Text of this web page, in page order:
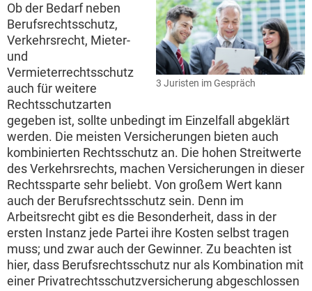
3 Juristen im Gespräch
Ob der Bedarf neben
Berufsrechtsschutz,
Verkehrsrecht, Mieter-
und
Vermieterrechtsschutz
auch für weitere
Rechtsschutzarten
gegeben ist, sollte unbedingt im Einzelfall abgeklärt
werden. Die meisten Versicherungen bieten auch
kombinierten Rechtsschutz an. Die hohen Streitwerte
des Verkehrsrechts, machen Versicherungen in dieser
Rechtssparte sehr beliebt. Von großem Wert kann
auch der Berufsrechtsschutz sein. Denn im
Arbeitsrecht gibt es die Besonderheit, dass in der
ersten Instanz jede Partei ihre Kosten selbst tragen
muss; und zwar auch der Gewinner. Zu beachten ist
hier, dass Berufsrechtsschutz nur als Kombination mit
einer Privatrechtsschutzversicherung abgeschlossen